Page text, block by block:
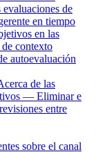
de
en tiempo
en las
de contexto
autoevaluación
de las
— Eliminar e
entre
sobre el canal